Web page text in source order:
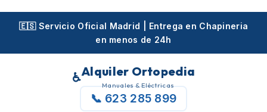
Skip
🇪🇸 Servicio Oficial Madrid | Entrega en Chapineria
en menos de 24h
♿Alquiler Ortopedia
Manuales & Eléctricas
📞 623 285 899